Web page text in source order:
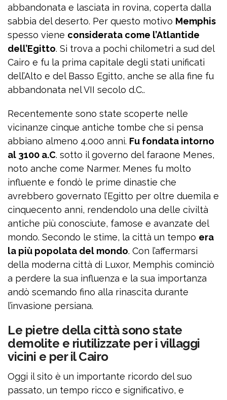
abbandonata e lasciata in rovina, coperta dalla
sabbia del deserto. Per questo motivo Memphis
spesso viene considerata come l’Atlantide
dell’Egitto. Si trova a pochi chilometri a sud del
Cairo e fu la prima capitale degli stati unificati
dell’Alto e del Basso Egitto, anche se alla fine fu
abbandonata nel VII secolo d.C..
Recentemente sono state scoperte nelle
vicinanze cinque antiche tombe che si pensa
abbiano almeno 4.000 anni. Fu fondata intorno
al 3100 a.C. sotto il governo del faraone Menes,
noto anche come Narmer. Menes fu molto
influente e fondò le prime dinastie che
avrebbero governato l’Egitto per oltre duemila e
cinquecento anni, rendendolo una delle civiltà
antiche più conosciute, famose e avanzate del
mondo. Secondo le stime, la città un tempo era
la più popolata del mondo. Con l’affermarsi
della moderna città di Luxor, Memphis cominciò
a perdere la sua influenza e la sua importanza
andò scemando fino alla rinascita durante
l’invasione persiana.
Le pietre della città sono state
demolite e riutilizzate per i villaggi
vicini e per il Cairo
Oggi il sito è un importante ricordo del suo
passato, un tempo ricco e significativo, e